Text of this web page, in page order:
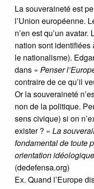
La souveraineté est
l’Union européenne.
n’en est qu’un
nation sont identifiées
le nationalisme).
dans « Penser
contraire de ce qu’il
Or la souveraineté
non de la politique.
sens civique) si on
exister ? « La
fondamental de toute
orientation idéologique
(dedefensa.org)
Ex. Quand l’Europe